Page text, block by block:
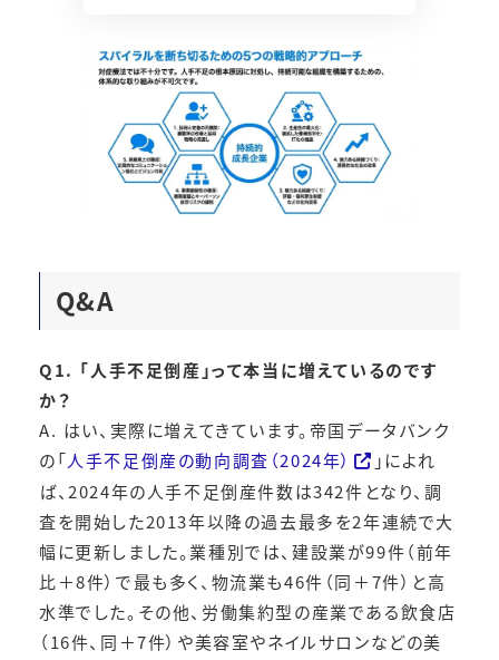
Q&A
Q1. 「人手不足倒産」って本当に増えているのです
か？
A. はい、実際に増えてきています。帝国データバンク
の「人手不足倒産の動向調査（2024年）
」によれ
ば、2024年の人手不足倒産件数は342件となり、調
査を開始した2013年以降の過去最多を2年連続で大
幅に更新しました。業種別では、建設業が99件（前年
比＋8件）で最も多く、物流業も46件（同＋7件）と高
水準でした。その他、労働集約型の産業である飲食店
（16件、同＋7件）や美容室やネイルサロンなどの美